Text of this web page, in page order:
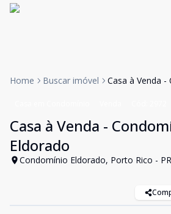
Home Buscar imóvel Casa à Venda
Casa à Venda -
Eldorado
Condomínio Eldorado, Porto Rico - PR